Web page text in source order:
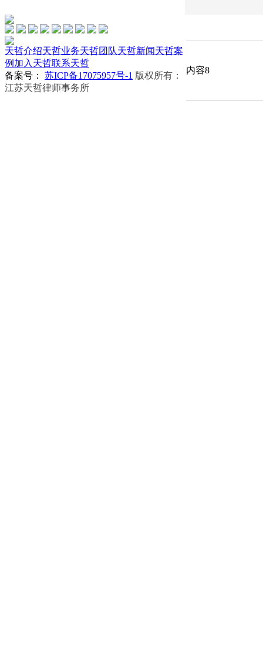
内容8
天哲介绍天哲业务天哲团队天哲新闻天哲案
例 加入天哲联系天哲
备案号：
苏ICP备17075957号-1 版权所有：
江苏天哲律师事务所